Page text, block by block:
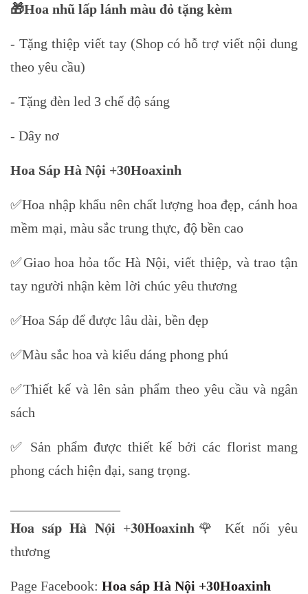
🎁Hoa nhũ lấp lánh màu đỏ tặng kèm
- Tặng thiệp viết tay (Shop có hỗ trợ viết nội dung
theo yêu cầu)
- Tặng đèn led 3 chế độ sáng
- Dây nơ
Hoa Sáp Hà Nội +30Hoaxinh
✅Hoa nhập khẩu nên chất lượng hoa đẹp, cánh hoa
mềm mại, màu sắc trung thực, độ bền cao
✅Giao hoa hỏa tốc Hà Nội, viết thiệp, và trao tận
tay người nhận kèm lời chúc yêu thương
✅Hoa Sáp để được lâu dài, bền đẹp
✅Màu sắc hoa và kiểu dáng phong phú
✅Thiết kế và lên sản phẩm theo yêu cầu và ngân
sách
✅ Sản phẩm được thiết kế bởi các florist mang
phong cách hiện đại, sang trọng.
𝐇𝐨𝐚 𝐬𝐚́𝐩 𝐇𝐚̀ 𝐍𝐨̣̂𝐢 +𝟑𝟎𝐇𝐨𝐚𝐱𝐢𝐧𝐡🌹 Kết nối yêu
thương
Page Facebook: Hoa sáp Hà Nội +30Hoaxinh